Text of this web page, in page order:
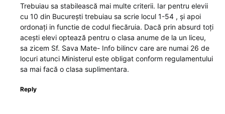
Trebuiau sa stabilească mai multe criterii. Iar pentru elevii
cu 10 din București trebuiau sa scrie locul 1-54 , și apoi
ordonați in functie de codul fiecăruia. Dacă prin absurd toți
acești elevi optează pentru o clasa anume de la un liceu,
sa zicem Sf. Sava Mate- Info bilincv care are numai 26 de
locuri atunci Ministerul este obligat conform regulamentului
sa mai facă o clasa suplimentara.
Reply